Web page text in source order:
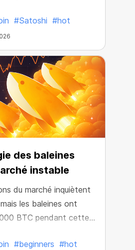
#Satoshi #hot
des baleines
instable
du marché inquiètent
les baleines ont
BTC pendant cette
#beginners #hot